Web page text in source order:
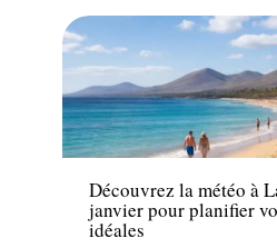
Voyage
Découvrez la météo à
janvier pour planifier
idéales